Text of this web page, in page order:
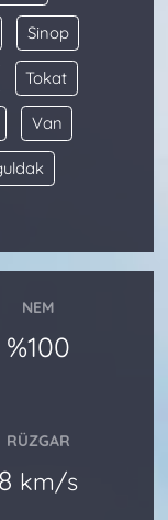
Sinop
Tokat
Van
NEM
%100
RÜZGAR
8 km/s